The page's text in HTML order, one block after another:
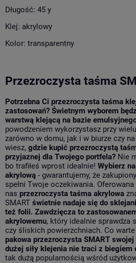
Długość: 45 y
Klej: akrylowy
Kolor: transparentny
Przezroczysta taśma
Potrzebna Ci przezroczysta taśma
zastosowań? Świetnym wyborem
warstwą klejącą na bazie
powodzeniem wykorzystasz przy
zarówno w domu, jak i w biurze czy
wiesz, gdzie kupić przezroczystą
przyjaznej dla Twojego portfela? Nie
bo trafiłeś wprost idealnie! Wybierz
akrylową - gwarantujemy, że
spełni Twoje oczekiwania.
nas przezroczysta taśma akrylowa
SMART świetnie nadaje się do
też folii. Zawdzięcza to
akrylowemu, który idealnie sprawdza
czy śliskich powierzchniach. Co
pakowa przezroczysta SMART
dużej siły klejenia nie traci z biegiem
tak dużą popularnością wśród